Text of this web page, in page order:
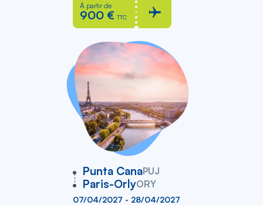
À partir de
900 € TTC
Punta CanaPUJ
vers
Paris-OrlyORY
07/04/2027 - 28/04/2027